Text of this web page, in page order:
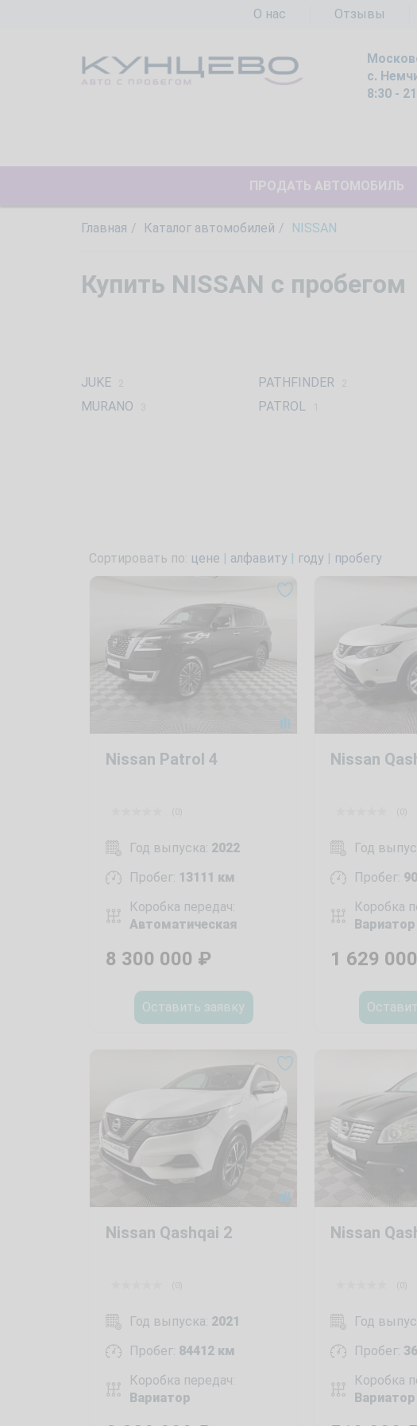
О нас Отзывы
с.
8:30 -
ПРОДАТЬ АВТОМОБИЛЬ
Главная Каталог автомобилей NISSAN
Купить NISSAN с пробегом
JUKE
MURANO
PATHFINDER
PATROL
Сортировать по: цене | алфавиту | году | пробегу
Nissan Patrol 4
Год выпуска: 2022
Пробег: 13111 км
Коробка передач:
Автоматическая
8 300 000 ₽
Оставить заявку
Nissan
Год
Пробег:
Коробка
Вариатор
1 629 000
Nissan Qashqai 2
Год выпуска: 2021
Пробег: 84412 км
Коробка передач:
Вариатор
Nissan
Год
Пробег:
Коробка
Вариатор